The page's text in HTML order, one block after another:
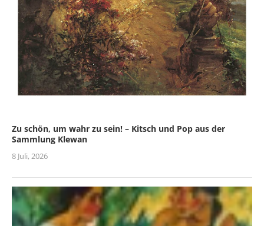
Zu schön, um wahr zu sein! – Kitsch und Pop aus der
Sammlung Klewan
8 Juli, 2026